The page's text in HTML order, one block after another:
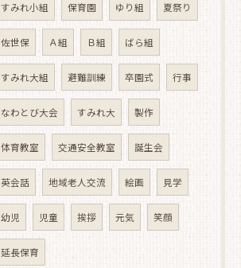
すみれ小組 保育園 ゆり組 夏祭り
佐世保 Ａ組 Ｂ組 ばら組
すみれ大組 避難訓練 卒園式 行事
なわとび大会 すみれ大 製作
体育教室 交通安全教室 誕生会
英会話 地域老人交流 絵画 見学
幼児 児童 挨拶 元気 笑顔
延長保育